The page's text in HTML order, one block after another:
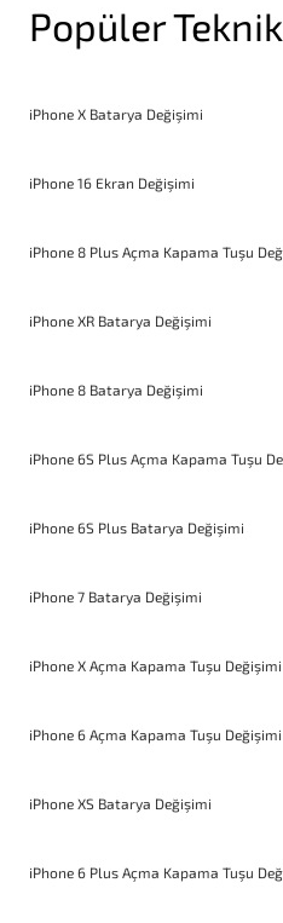
Popüler
iPhone X Batarya Değişimi
iPhone 16 Ekran Değişimi
iPhone 8 Plus Açma Kapama Tuşu
iPhone XR Batarya Değişimi
iPhone 8 Batarya Değişimi
iPhone 6S Plus Açma Kapama Tuşu
iPhone 6S Plus Batarya Değişimi
iPhone 7 Batarya Değişimi
iPhone X Açma Kapama Tuşu Değişimi
iPhone 6 Açma Kapama Tuşu Değişimi
iPhone XS Batarya Değişimi
iPhone 6 Plus Açma Kapama Tuşu